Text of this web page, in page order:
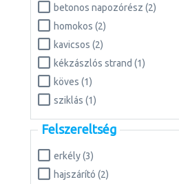
betonos napozórész (2)
homokos (2)
kavicsos (2)
kékzászlós strand (1)
köves (1)
sziklás (1)
Felszereltség
erkély (3)
hajszárító (2)